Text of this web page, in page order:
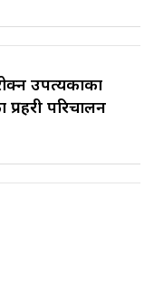
उपत्यकाका
प्रहरी परिचालन